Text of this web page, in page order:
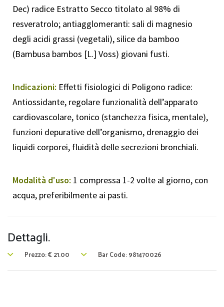
Dec) radice Estratto Secco titolato al 98% di
resveratrolo; antiagglomeranti: sali di magnesio
degli acidi grassi (vegetali), silice da bamboo
(Bambusa bambos [L.] Voss) giovani fusti.
Indicazioni: Effetti fisiologici di Poligono radice:
Antiossidante, regolare funzionalità dell’apparato
cardiovascolare, tonico (stanchezza fisica, mentale),
funzioni depurative dell’organismo, drenaggio dei
liquidi corporei, fluidità delle secrezioni bronchiali.
Modalità d'uso: 1 compressa 1-2 volte al giorno, con
acqua, preferibilmente ai pasti.
Dettagli.
Prezzo:€21.00 Bar Code: 981470026